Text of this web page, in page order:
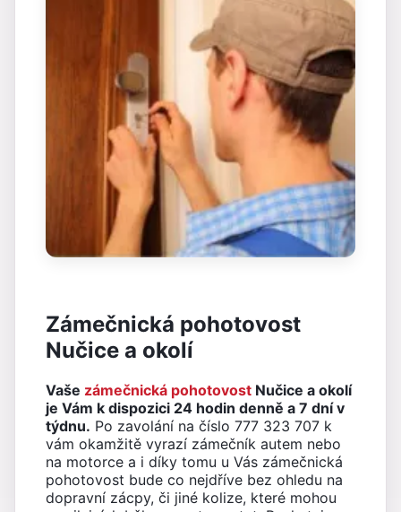
Zámečnická pohotovost
Nučice a okolí
Vaše zámečnická pohotovost Nučice a okolí
je Vám k dispozici 24 hodin denně a 7 dní v
týdnu. Po zavolání na číslo 777 323 707 k
vám okamžitě vyrazí zámečník autem nebo
na motorce a i díky tomu u Vás zámečnická
pohotovost bude co nejdříve bez ohledu na
dopravní zácpy, či jiné kolize, které mohou